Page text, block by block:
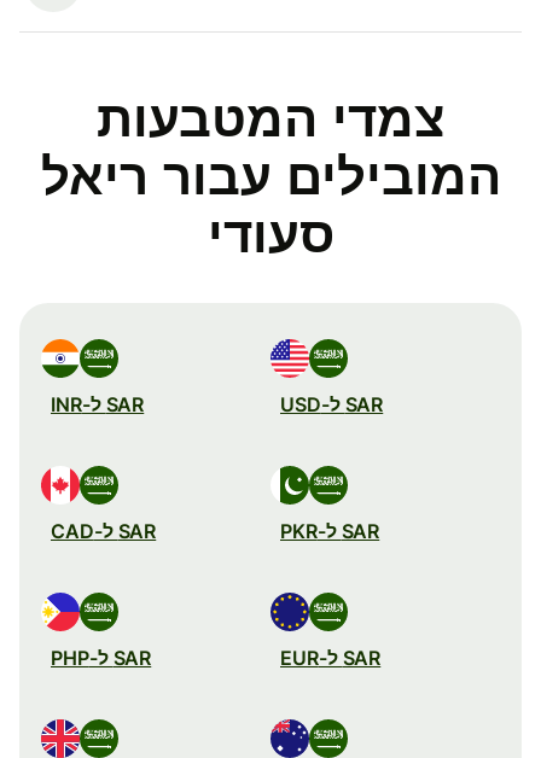
צמדי המטבעות
המובילים עבור ריאל
סעודי
SAR ל-USD SAR ל-INR
SAR ל-PKR SAR ל-CAD
SAR ל-EUR SAR ל-PHP